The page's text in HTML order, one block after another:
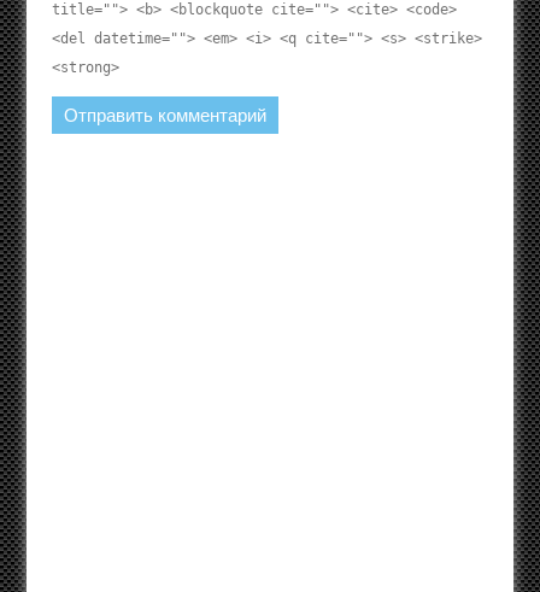
title=""> <b> <blockquote cite=""> <cite> <code>
<del datetime=""> <em> <i> <q cite=""> <s> <strike>
<strong>